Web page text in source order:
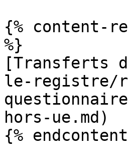
{% content-
%}
[Transferts
le-registre/
hors-ue.md)
{%